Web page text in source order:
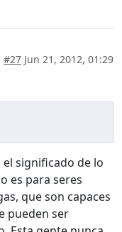
#27 Jun 21, 2012, 01:29
significado de lo
es para seres
que son capaces
pueden ser